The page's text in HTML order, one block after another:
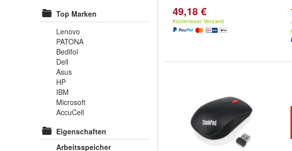
Top Marken
Lenovo
PATONA
Bedifol
Dell
Asus
HP
IBM
Microsoft
AccuCell
Eigenschaften
Arbeitsspeicher
49,18 €
Kostenloser Versand